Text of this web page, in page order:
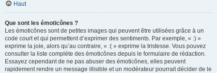
Haut
Que sont les émoticônes ?
Les émoticônes sont de petites images qui peuvent être utilisées grâce à un
code court et qui permettent d’exprimer des sentiments. Par exemple, « :) »
exprime la joie, alors qu’au contraire, « :( » exprime la tristesse. Vous pouvez
consulter la liste complète des émoticônes depuis le formulaire de rédaction.
Essayez cependant de ne pas abuser des émoticônes, elles peuvent
rapidement rendre un message illisible et un modérateur pourrait décider de le